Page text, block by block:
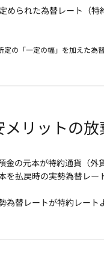
られた為替レート（
の「一定の幅」を加えた為替
リットの放
の元本が特約通貨（
払戻時の実勢為替レ
替レートが特約レー